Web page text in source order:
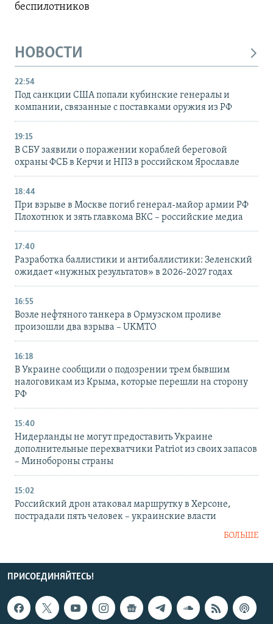
беспилотников
НОВОСТИ
22:54
Под санкции США попали кубинские генералы и
компании, связанные с поставками оружия из РФ
19:15
В СБУ заявили о поражении кораблей береговой
охраны ФСБ в Керчи и НПЗ в российском Ярославле
18:44
При взрыве в Москве погиб генерал-майор армии РФ
Плохотнюк и зять главкома ВКС – российские медиа
17:40
Разработка баллистики и антибаллистики: Зеленский
ожидает «нужных результатов» в 2026-2027 годах
16:55
Возле нефтяного танкера в Ормузском проливе
произошли два взрыва – UKMTO
16:18
В Украине сообщили о подозрении трем бывшим
налоговикам из Крыма, которые перешли на сторону
РФ
15:40
Нидерланды не могут предоставить Украине
дополнительные перехватчики Patriot из своих запасов
– Минобороны страны
15:02
Российский дрон атаковал маршрутку в Херсоне,
пострадали пять человек – украинские власти
БОЛЬШЕ
ПРИСОЕДИНЯЙТЕСЬ!